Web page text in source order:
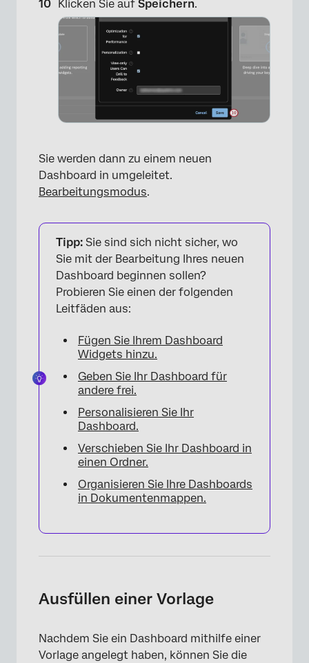
Klicken Sie auf Speichern.
Sie werden dann zu einem neuen
Dashboard in umgeleitet.
Bearbeitungsmodus.
Tipp: Sie sind sich nicht sicher, wo
Sie mit der Bearbeitung Ihres neuen
Dashboard beginnen sollen?
Probieren Sie einen der folgenden
Leitfäden aus:
Fügen Sie Ihrem Dashboard
Widgets hinzu.
Geben Sie Ihr Dashboard für
andere frei.
Personalisieren Sie Ihr
Dashboard.
Verschieben Sie Ihr Dashboard in
einen Ordner.
Organisieren Sie Ihre Dashboards
in Dokumentenmappen.
Ausfüllen einer Vorlage
Nachdem Sie ein Dashboard mithilfe einer
Vorlage angelegt haben, können Sie die